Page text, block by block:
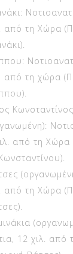
από τη Χώρα
από τη χώρα
Κωνσταντίνος
από τη Χώρα
από τη Χώρα
12 χιλ. από
Βάτσες).